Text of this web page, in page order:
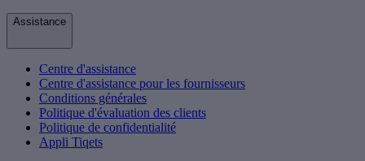
Assistance
Centre d'assistance
Centre d'assistance pour les fournisseurs
Conditions générales
Politique d'évaluation des clients
Politique de confidentialité
Appli Tiqets